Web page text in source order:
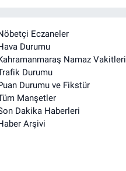
Eczaneler
Durumu
Namaz Vakitleri
Durumu
Durumu ve Fikstür
Manşetler
Dakika Haberleri
Arşivi